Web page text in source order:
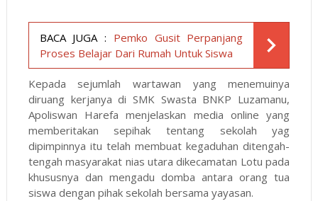
BACA JUGA : Pemko Gusit Perpanjang
Proses Belajar Dari Rumah Untuk Siswa
Kepada sejumlah wartawan yang menemuinya
diruang kerjanya di SMK Swasta BNKP Luzamanu,
Apoliswan Harefa menjelaskan media online yang
memberitakan sepihak tentang sekolah yag
dipimpinnya itu telah membuat kegaduhan ditengah-
tengah masyarakat nias utara dikecamatan Lotu pada
khususnya dan mengadu domba antara orang tua
siswa dengan pihak sekolah bersama yayasan.